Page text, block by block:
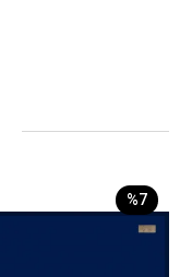
%7